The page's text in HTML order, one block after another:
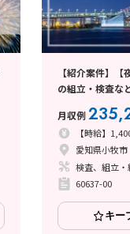
【紹介案件】
の組立・検査な
月収例
【時給】
愛知県小牧市
検査、組立・
60637-00
キー